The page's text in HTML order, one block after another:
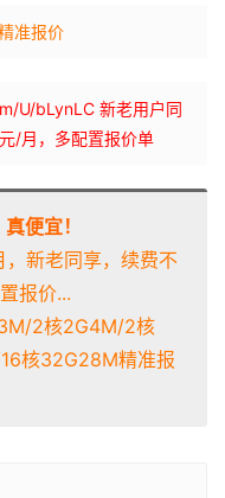
准报价
U/bLynLC 新老用户同
/月，多配置报价单
便宜！
新老同享，续费不
报价...
2核2G4M/2核
核32G28M精准报